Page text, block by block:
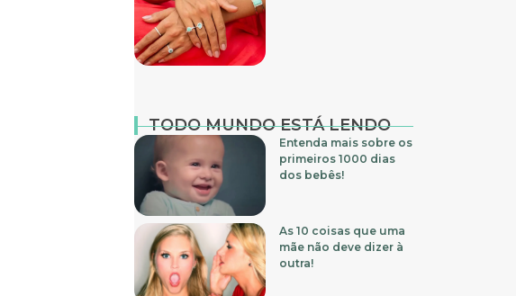
TODO MUNDO ESTÁ LENDO
Entenda mais sobre os
primeiros 1000 dias
dos bebês!
As 10 coisas que uma
mãe não deve dizer à
outra!